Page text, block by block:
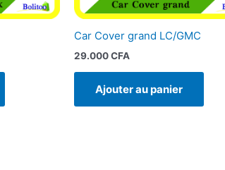
Car Cover grand LC/GMC
29.000CFA
Ajouter au panier